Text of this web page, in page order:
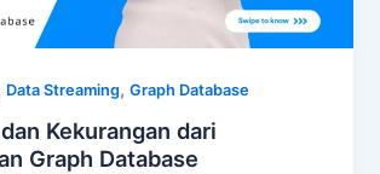
Data Streaming,Graph Database
Kekurangan dari
Graph Database